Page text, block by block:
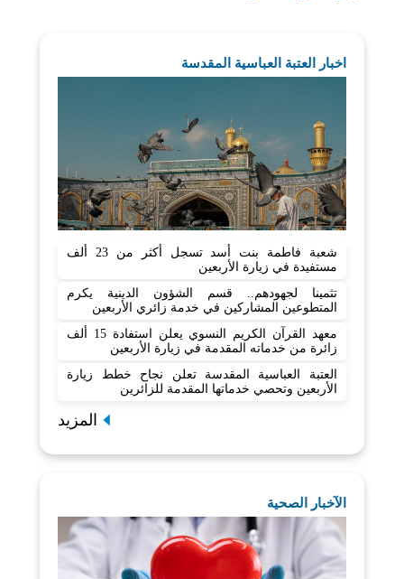
اخبار العتبة العباسية المقدسة
شعبة فاطمة بنت أسد تسجل أكثر من 23 ألف
مستفيدة في زيارة الأربعين
تثمينا لجهودهم.. قسم الشؤون الدينية يكرم
المتطوعين المشاركين في خدمة زائري الأربعين
معهد القرآن الكريم النسوي يعلن استفادة 15 ألف
زائرة من خدماته المقدمة في زيارة الأربعين
العتبة العباسية المقدسة تعلن نجاح خطط زيارة
الأربعين وتحصي خدماتها المقدمة للزائرين
المزيد
الآخبار الصحية